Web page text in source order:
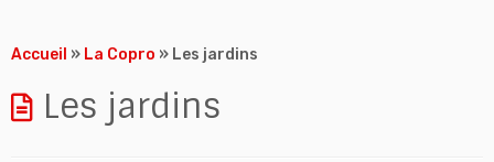
Accueil » La Copro » Les jardins
Les jardins